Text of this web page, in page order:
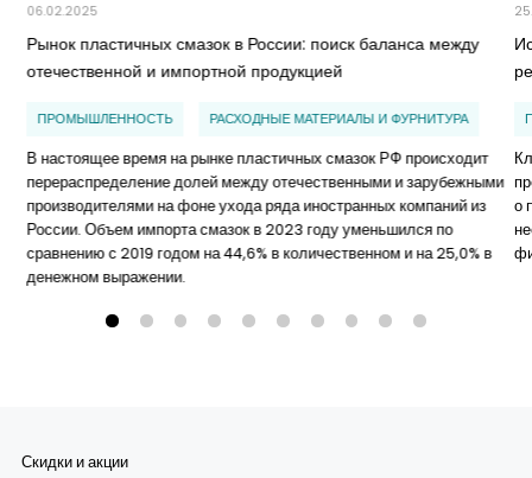
06.02.2025
Рынок пластичных смазок в России: поиск баланса между
отечественной и импортной продукцией
ПРОМЫШЛЕННОСТЬ РАСХОДНЫЕ МАТЕРИАЛЫ И ФУРНИТУРА
В настоящее время на рынке пластичных смазок РФ происходит
перераспределение долей между отечественными и зарубежными
производителями на фоне ухода ряда иностранных компаний из
России. Объем импорта смазок в 2023 году уменьшился по
сравнению с 2019 годом на 44,6% в количественном и на 25,0% в
денежном выражении.
о
Скидки и акции